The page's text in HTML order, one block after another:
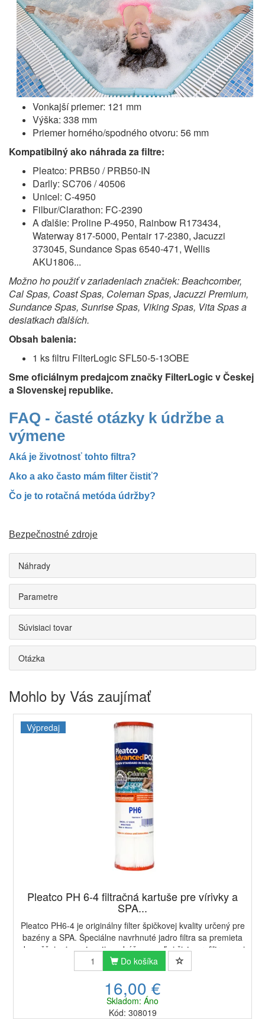
Vonkajší priemer: 121 mm
Výška: 338 mm
Priemer horného/spodného otvoru: 56 mm
Kompatibilný ako náhrada za filtre:
Pleatco: PRB50 / PRB50-IN
Darlly: SC706 / 40506
Unicel: C-4950
Filbur/Clarathon: FC-2390
A ďalšie: Proline P-4950, Rainbow R173434,
Waterway 817-5000, Pentair 17-2380, Jacuzzi
373045, Sundance Spas 6540-471, Wellis
AKU1806...
Možno ho použiť v zariadeniach značiek: Beachcomber,
Cal Spas, Coast Spas, Coleman Spas, Jacuzzi Premium,
Sundance Spas, Sunrise Spas, Viking Spas, Vita Spas a
desiatkach ďalších.
Obsah balenia:
1 ks filtru FilterLogic SFL50-5-13OBE
Sme oficiálnym predajcom značky FilterLogic v Českej
a Slovenskej republike.
FAQ - časté otázky k údržbe a
výmene
Aká je životnosť tohto filtra?
Ako a ako často mám filter čistiť?
Čo je to rotačná metóda údržby?
Bezpečnostné zdroje
Náhrady
Parametre
Súvisiaci tovar
Otázka
Mohlo by Vás zaujímať
Výpredaj
Pleatco PH 6-4 filtračná kartuše pre vírivky a
SPA...
Pleatco PH6-4 je originálny filter špičkovej kvality určený pre
bazény a SPA. Špeciálne navrhnuté jadro filtra sa premieta
do vyššej priepustnosti a odráža vo veľmi čisto prefiltrovanej
vode. Životnos...
Do košíka
16,00 €
Skladom: Áno
Kód: 308019